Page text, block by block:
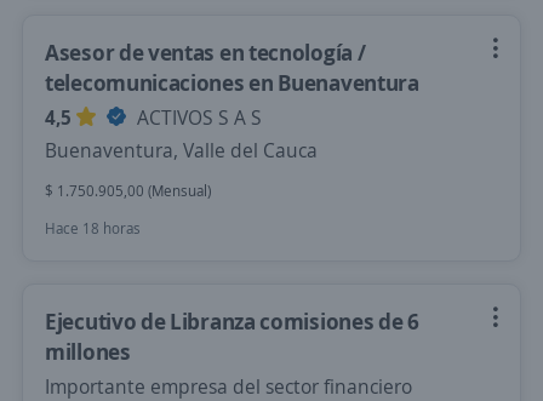
Asesor de ventas en tecnología /
telecomunicaciones en Buenaventura
4,5
ACTIVOS S A S
Buenaventura, Valle del Cauca
$ 1.750.905,00 (Mensual)
Hace 18 horas
Ejecutivo de Libranza comisiones de 6
millones
Importante empresa del sector financiero